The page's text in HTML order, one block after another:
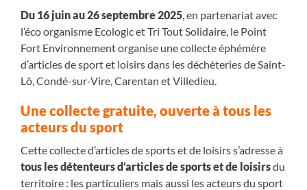
Du 16 juin au 26 septembre 2025 , en partenariat avec
l’éco organisme Ecologic et Tri Tout Solidaire, le Point
Fort Environnement organise une collecte éphémère
d’articles de sport et loisirs dans les déchèteries de Saint-
Lô, Condé-sur-Vire, Carentan et Villedieu.
Une collecte gratuite, ouverte à tous les
acteurs du sport
Cette collecte d’articles de sports et de loisirs s’adresse à
tous les détenteurs d’articles de sports et de loisirsdu
territoire : les particuliers mais aussi les acteurs du sport